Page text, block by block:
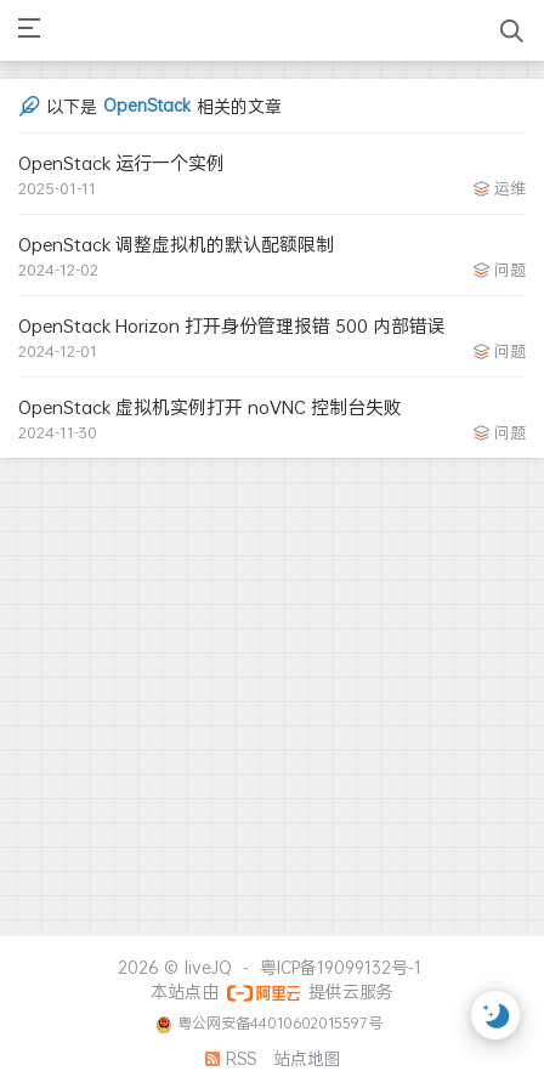
以下是 OpenStack 相关的文章
OpenStack 运行一个实例
2025-01-11 运维
OpenStack 调整虚拟机的默认配额限制
2024-12-02 问题
OpenStack Horizon 打开身份管理报错 500 内部错误
2024-12-01 问题
OpenStack 虚拟机实例打开 noVNC 控制台失败
2024-11-30 问题
2026 © liveJQ - 粤ICP备19099132号-1
本站点由
提供云服务
粤公网安备44010602015597号
RSS 站点地图